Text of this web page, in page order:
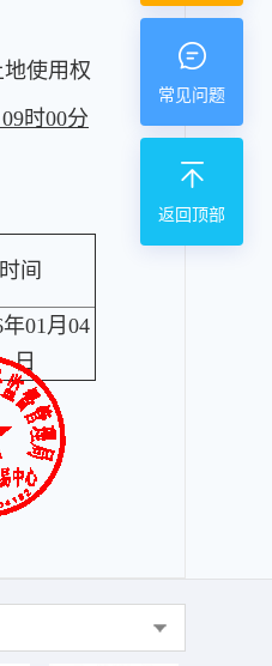
常见问题
返回顶部
使用权
时00分
间
年01月04
日